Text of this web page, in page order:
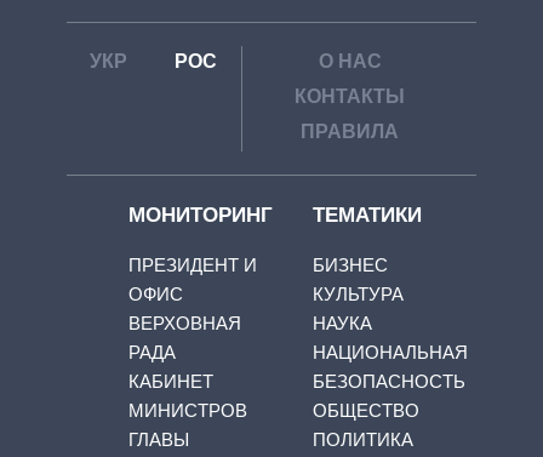
УКР РОС
О НАС
КОНТАКТЫ
ПРАВИЛА
МОНИТОРИНГ
ПРЕЗИДЕНТ И
ОФИС
ВЕРХОВНАЯ
РАДА
КАБИНЕТ
МИНИСТРОВ
ГЛАВЫ
ТЕМАТИКИ
БИЗНЕС
КУЛЬТУРА
НАУКА
НАЦИОНАЛЬНАЯ
БЕЗОПАСНОСТЬ
ОБЩЕСТВО
ПОЛИТИКА